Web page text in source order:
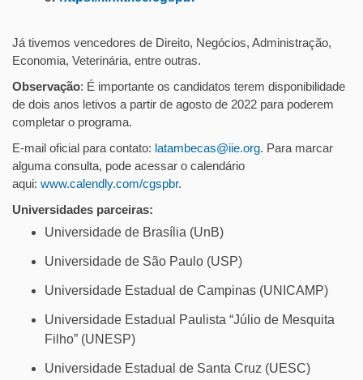
Já tivemos vencedores de Direito, Negócios, Administração,
Economia, Veterinária, entre outras.
Observação: É importante os candidatos terem disponibilidade
de dois anos letivos a partir de agosto de 2022 para poderem
completar o programa.
E-mail oficial para contato: latambecas@iie.org. Para marcar
alguma consulta, pode acessar o calendário
aqui: www.calendly.com/cgspbr.
Universidades parceiras:
Universidade de Brasília (UnB)
Universidade de São Paulo (USP)
Universidade Estadual de Campinas (UNICAMP)
Universidade Estadual Paulista “Júlio de Mesquita
Filho” (UNESP)
Universidade Estadual de Santa Cruz (UESC)